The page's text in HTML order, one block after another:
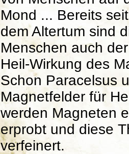
Mond ... Bereits seit
dem Altertum sind
Menschen auch der
Heil-Wirkung des
Schon Paracelsus
Magnetfelder für
werden Magneten
erprobt und diese
verfeinert.